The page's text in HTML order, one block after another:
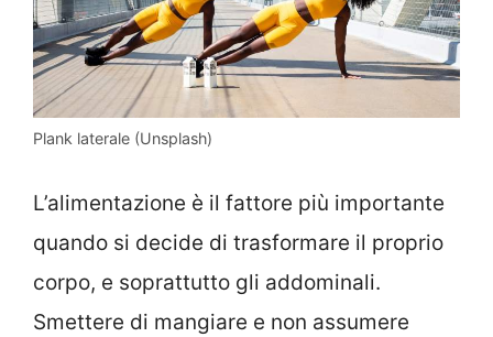
Plank laterale (Unsplash)
L’alimentazione è il fattore più importante
quando si decide di trasformare il proprio
corpo, e soprattutto gli addominali.
Smettere di mangiare e non assumere